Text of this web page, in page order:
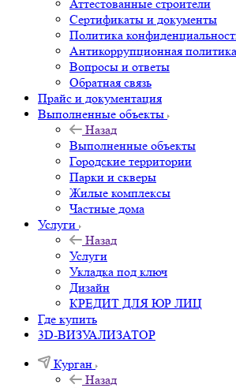
Аттестованные строители
Сертификаты и документы
Политика
Антикоррупционная политика
Вопросы и ответы
Обратная связь
Прайс и документация
Выполненные объекты
Назад
Выполненные объекты
Городские территории
Парки и скверы
Жилые комплексы
Частные дома
Услуги
Назад
Услуги
Укладка под ключ
Дизайн
КРЕДИТ ДЛЯ ЮР ЛИЦ
Где купить
3D-ВИЗУАЛИЗАТОР
Курган
Назад